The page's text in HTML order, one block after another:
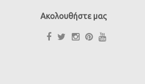
Ακολουθήστε μας